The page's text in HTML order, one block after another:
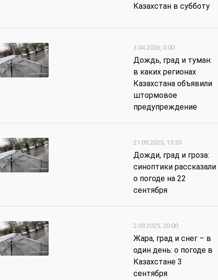
Казахстан в субботу
3.04.2026, 0:00
Дождь, град и туман:
в каких регионах
Казахстана объявили
штормовое
предупреждение
21.09.2025, 15:30
Дожди, град и гроза:
синоптики рассказали
о погоде на 22
сентября
2.09.2025, 20:00
Жара, град и снег – в
один день: о погоде в
Казахстане 3
сентября